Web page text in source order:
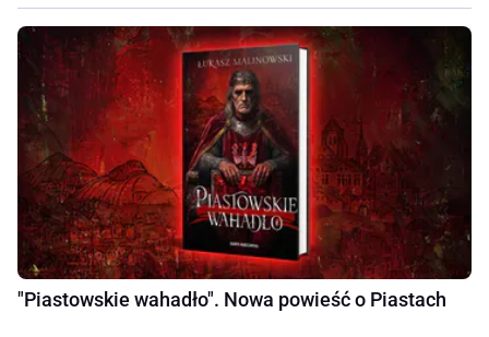
"Piastowskie wahadło". Nowa powieść o Piastach